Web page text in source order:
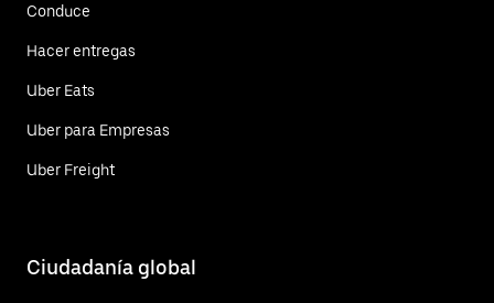
Conduce
Hacer entregas
Uber Eats
Uber para Empresas
Uber Freight
Ciudadanía global